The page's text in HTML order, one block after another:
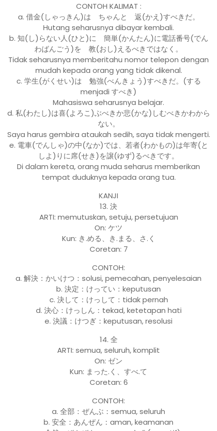
CONTOH KALIMAT :
a. 借金(しゃっきん)は ちゃんと 返(かえ)すべきだ。
Hutang seharusnya dibayar kembali.
b. 知(し)らない人(ひと)に 簡単(かんたん)に電話番号(でん
わばんごう)を 教(おし)えるべきではなく。
Tidak seharusnya memberitahu nomor telepon dengan
mudah kepada orang yang tidak dikenal.
c. 学生(がくせい)は 勉強(べんきょう)すべきだ。(する
menjadi すべき)
Mahasiswa seharusnya belajar.
d. 私(わたし)は喜(よろこ)ぶべきか悲(かな)しむべきかわから
ない。
Saya harus gembira ataukah sedih, saya tidak mengerti.
e. 電車(でんしゃ)の中(なか)では、若者(わかもの)は年寄(と
しよ)りに席(せき)を譲(ゆず)るべきです。
Di dalam kereta, orang muda seharus memberikan
tempat duduknya kepada orang tua.
KANJI
13. 決
ARTI: memutuskan, setuju, persetujuan
On: ケツ
Kun: き.める、き.まる、さ.く
Coretan: 7
CONTOH:
a. 解決：かいけつ：solusi, pemecahan, penyelesaian
b. 決定：けってい：keputusan
c. 決して：けっして：tidak pernah
d. 決心：けっしん：tekad, ketetapan hati
e. 決議：けつぎ：keputusan, resolusi
14. 全
ARTI: semua, seluruh, komplit
On: ゼン
Kun: まった.く、すべ.て
Coretan: 6
CONTOH:
a. 全部：ぜんぶ：semua, seluruh
b. 安全：あんぜん：aman, keamanan